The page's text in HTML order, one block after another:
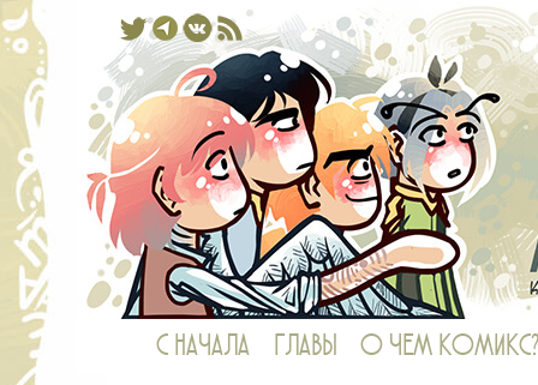
С НАЧАЛА ГЛАВЫ О ЧЕМ